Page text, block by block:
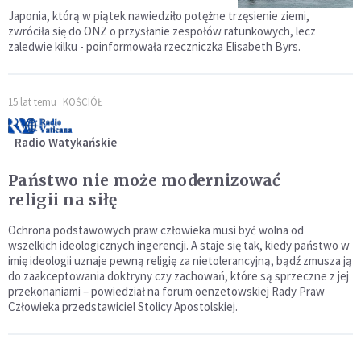
Japonia, którą w piątek nawiedziło potężne trzęsienie ziemi,
zwróciła się do ONZ o przysłanie zespołów ratunkowych, lecz
zaledwie kilku - poinformowała rzeczniczka Elisabeth Byrs.
15 lat temu KOŚCIÓŁ
Radio Watykańskie
Państwo nie może modernizować
religii na siłę
Ochrona podstawowych praw człowieka musi być wolna od
wszelkich ideologicznych ingerencji. A staje się tak, kiedy państwo w
imię ideologii uznaje pewną religię za nietolerancyjną, bądź zmusza ją
do zaakceptowania doktryny czy zachowań, które są sprzeczne z jej
przekonaniami – powiedział na forum oenzetowskiej Rady Praw
Człowieka przedstawiciel Stolicy Apostolskiej.